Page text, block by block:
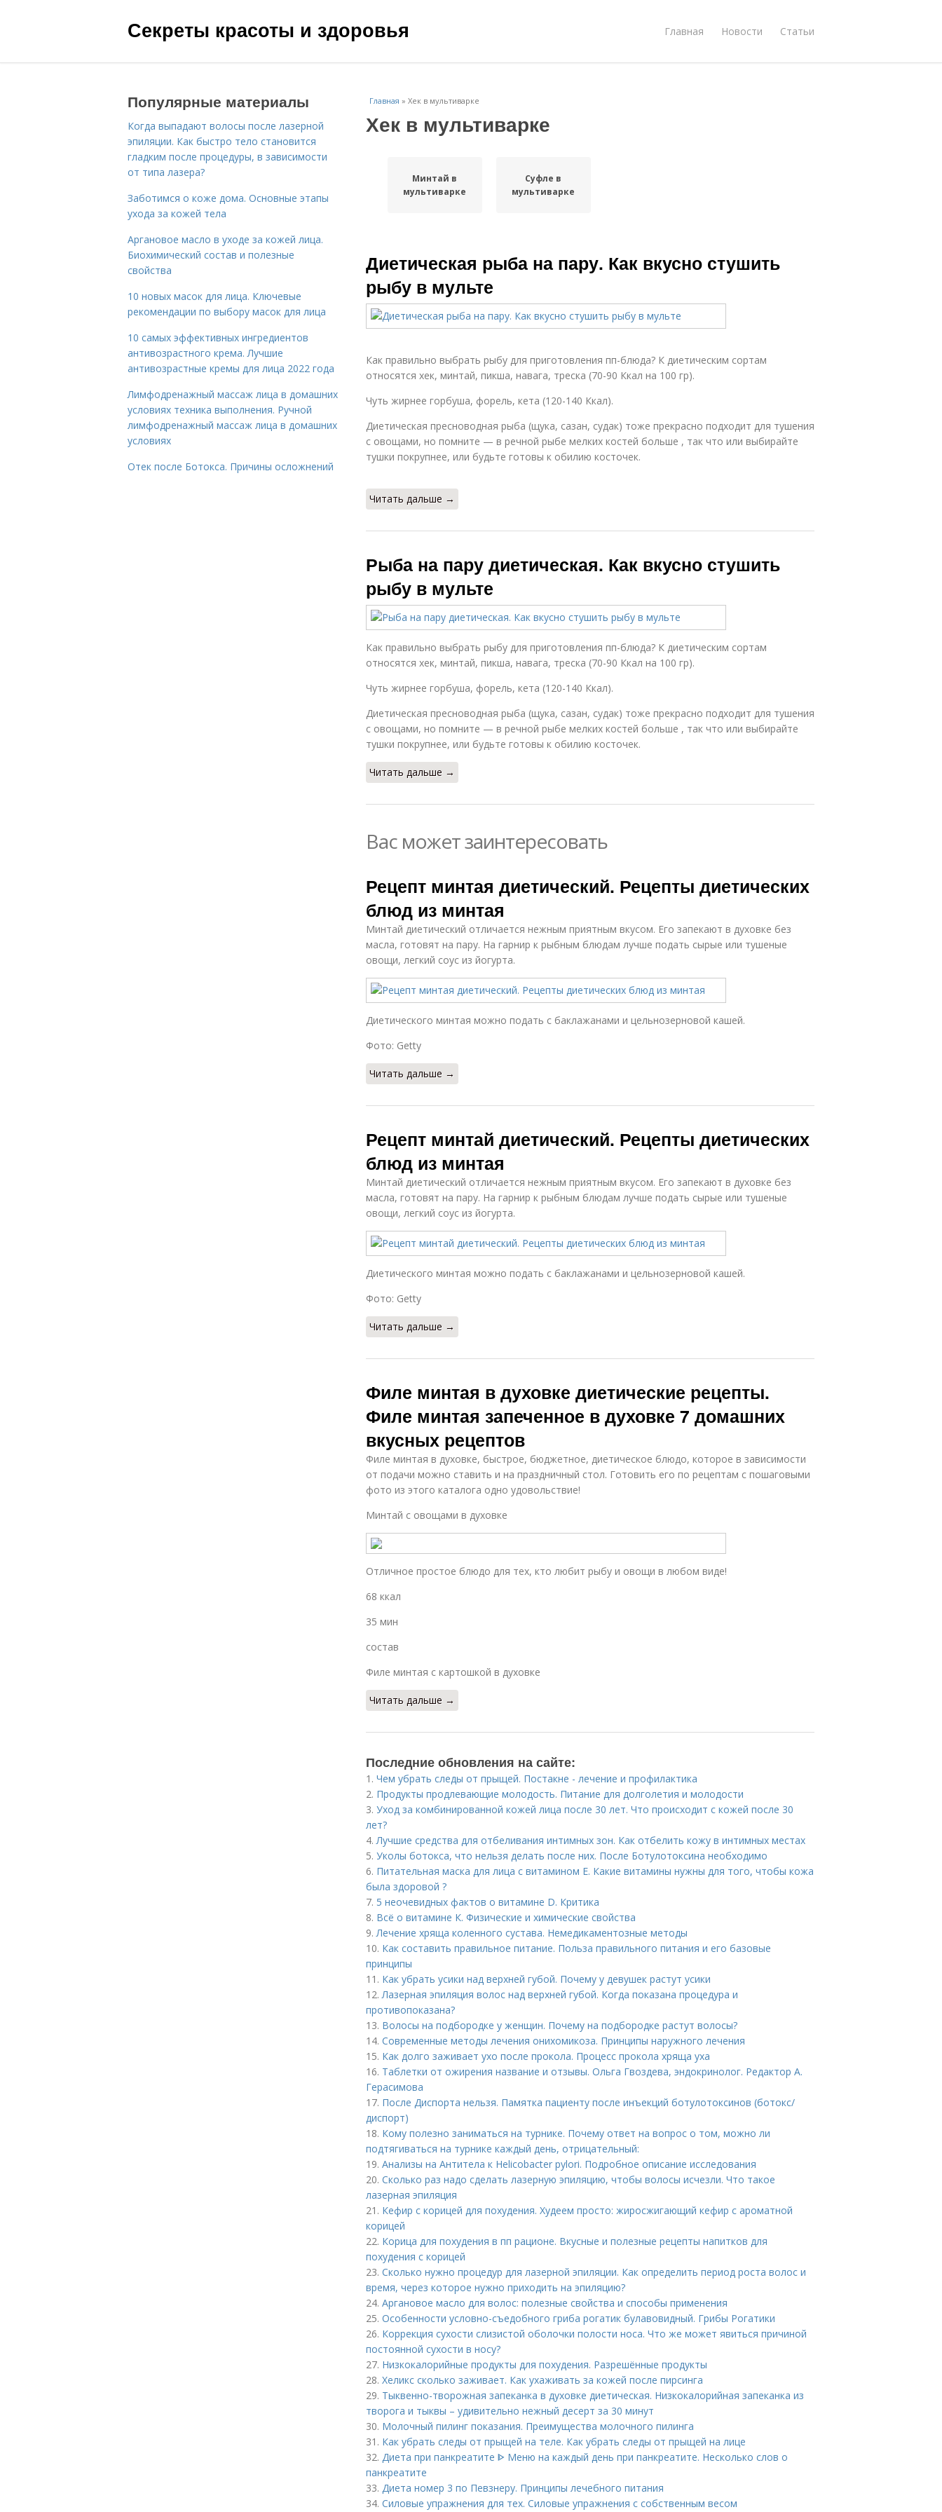
Секреты красоты и здоровья Главная Новости Статьи
Главная » Хек в мультиварке
Хек в мультиварке
Минтай в
мультиварке
Суфле в
мультиварке
Диетическая рыба на пару. Как вкусно стушить
рыбу в мульте
Как правильно выбрать рыбу для приготовления пп-блюда? К диетическим сортам
относятся хек, минтай, пикша, навага, треска (70-90 Ккал на 100 гр).
Чуть жирнее горбуша, форель, кета (120-140 Ккал).
Диетическая пресноводная рыба (щука, сазан, судак) тоже прекрасно подходит для тушения
с овощами, но помните — в речной рыбе мелких костей больше , так что или выбирайте
тушки покрупнее, или будьте готовы к обилию косточек.
Читать дальше →
Рыба на пару диетическая. Как вкусно стушить
рыбу в мульте
Как правильно выбрать рыбу для приготовления пп-блюда? К диетическим сортам
относятся хек, минтай, пикша, навага, треска (70-90 Ккал на 100 гр).
Чуть жирнее горбуша, форель, кета (120-140 Ккал).
Диетическая пресноводная рыба (щука, сазан, судак) тоже прекрасно подходит для тушения
с овощами, но помните — в речной рыбе мелких костей больше , так что или выбирайте
тушки покрупнее, или будьте готовы к обилию косточек.
Читать дальше →
Вас может заинтересовать
Рецепт минтая диетический. Рецепты диетических
блюд из минтая
Минтай диетический отличается нежным приятным вкусом. Его запекают в духовке без
масла, готовят на пару. На гарнир к рыбным блюдам лучше подать сырые или тушеные
овощи, легкий соус из йогурта.
Диетического минтая можно подать с баклажанами и цельнозерновой кашей.
Фото: Getty
Читать дальше →
Рецепт минтай диетический. Рецепты диетических
блюд из минтая
Минтай диетический отличается нежным приятным вкусом. Его запекают в духовке без
масла, готовят на пару. На гарнир к рыбным блюдам лучше подать сырые или тушеные
овощи, легкий соус из йогурта.
Диетического минтая можно подать с баклажанами и цельнозерновой кашей.
Фото: Getty
Читать дальше →
Филе минтая в духовке диетические рецепты.
Филе минтая запеченное в духовке 7 домашних
вкусных рецептов
Филе минтая в духовке, быстрое, бюджетное, диетическое блюдо, которое в зависимости
от подачи можно ставить и на праздничный стол. Готовить его по рецептам с пошаговыми
фото из этого каталога одно удовольствие!
Минтай с овощами в духовке
Отличное простое блюдо для тех, кто любит рыбу и овощи в любом виде!
68 ккал
35 мин
состав
Филе минтая с картошкой в духовке
Читать дальше →
Последние обновления на сайте:
1. Чем убрать следы от прыщей. Постакне - лечение и профилактика
2. Продукты продлевающие молодость. Питание для долголетия и молодости
3. Уход за комбинированной кожей лица после 30 лет. Что происходит с кожей после 30
лет?
4.Лучшие средства для отбеливания интимных зон. Как отбелить кожу в интимных местах
5. Уколы ботокса, что нельзя делать после них. После Ботулотоксина необходимо
6. Питательная маска для лица с витамином Е. Какие витамины нужны для того, чтобы кожа
была здоровой ?
7. 5 неочевидных фактов о витамине D. Критика
8. Всё о витамине К. Физические и химические свойства
9.Лечение хряща коленного сустава. Немедикаментозные методы
10. Как составить правильное питание. Польза правильного питания и его базовые
принципы
11. Как убрать усики над верхней губой. Почему у девушек растут усики
12.Лазерная эпиляция волос над верхней губой. Когда показана процедура и
противопоказана?
13. Волосы на подбородке у женщин. Почему на подбородке растут волосы?
14. Современные методы лечения онихомикоза. Принципы наружного лечения
15. Как долго заживает ухо после прокола. Процесс прокола хряща уха
16. Таблетки от ожирения название и отзывы. Ольга Гвоздева, эндокринолог. Редактор А.
Герасимова
17. После Диспорта нельзя. Памятка пациенту после инъекций ботулотоксинов (ботокс/
диспорт)
18. Кому полезно заниматься на турнике. Почему ответ на вопрос о том, можно ли
подтягиваться на турнике каждый день, отрицательный:
19. Анализы на Антитела к Helicobacter pylori. Подробное описание исследования
20. Сколько раз надо сделать лазерную эпиляцию, чтобы волосы исчезли. Что такое
лазерная эпиляция
21. Кефир с корицей для похудения. Худеем просто: жиросжигающий кефир с ароматной
корицей
22. Корица для похудения в пп рационе. Вкусные и полезные рецепты напитков для
похудения с корицей
23. Сколько нужно процедур для лазерной эпиляции. Как определить период роста волос и
время, через которое нужно приходить на эпиляцию?
24. Аргановое масло для волос: полезные свойства и способы применения
25. Особенности условно-съедобного гриба рогатик булавовидный. Грибы Рогатики
26. Коррекция сухости слизистой оболочки полости носа. Что же может явиться причиной
постоянной сухости в носу?
27. Низкокалорийные продукты для похудения. Разрешённые продукты
28. Хеликс сколько заживает. Как ухаживать за кожей после пирсинга
29. Тыквенно-творожная запеканка в духовке диетическая. Низкокалорийная запеканка из
творога и тыквы – удивительно нежный десерт за 30 минут
30. Молочный пилинг показания. Преимущества молочного пилинга
31. Как убрать следы от прыщей на теле. Как убрать следы от прыщей на лице
32. Диета при панкреатите ᐈ Меню на каждый день при панкреатите. Несколько слов о
панкреатите
33. Диета номер 3 по Певзнеру. Принципы лечебного питания
34. Силовые упражнения для тех. Силовые упражнения с собственным весом
Популярные материалы
Когда выпадают волосы после лазерной
эпиляции. Как быстро тело становится
гладким после процедуры, в зависимости
от типа лазера?
Заботимся о коже дома. Основные этапы
ухода за кожей тела
Аргановое масло в уходе за кожей лица.
Биохимический состав и полезные
свойства
10 новых масок для лица. Ключевые
рекомендации по выбору масок для лица
10 самых эффективных ингредиентов
антивозрастного крема. Лучшие
антивозрастные кремы для лица 2022 года
Лимфодренажный массаж лица в домашних
условиях техника выполнения. Ручной
лимфодренажный массаж лица в домашних
условиях
Отек после Ботокса. Причины осложнений